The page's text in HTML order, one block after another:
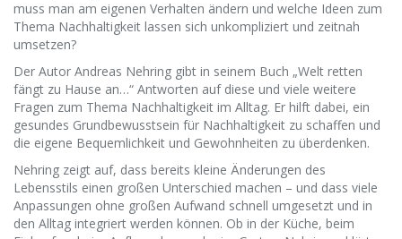
muss man am eigenen Verhalten ändern und welche Ideen zum
Thema Nachhaltigkeit lassen sich unkompliziert und zeitnah
umsetzen?
Der Autor Andreas Nehring gibt in seinem Buch „Welt retten
fängt zu Hause an…“ Antworten auf diese und viele weitere
Fragen zum Thema Nachhaltigkeit im Alltag. Er hilft dabei, ein
gesundes Grundbewusstsein für Nachhaltigkeit zu schaffen und
die eigene Bequemlichkeit und Gewohnheiten zu überdenken.
Nehring zeigt auf, dass bereits kleine Änderungen des
Lebensstils einen großen Unterschied machen – und dass viele
Anpassungen ohne großen Aufwand schnell umgesetzt und in
den Alltag integriert werden können. Ob in der Küche, beim